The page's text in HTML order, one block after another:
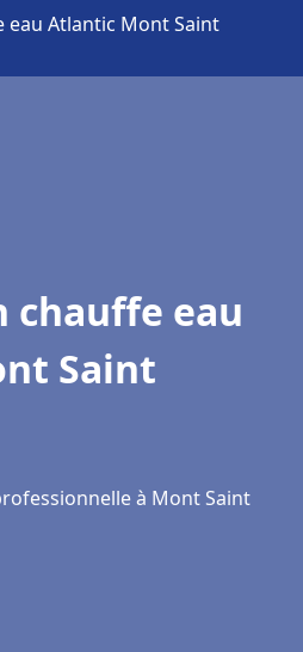
eau Atlantic Mont Saint
eau
Saint
à Mont Saint